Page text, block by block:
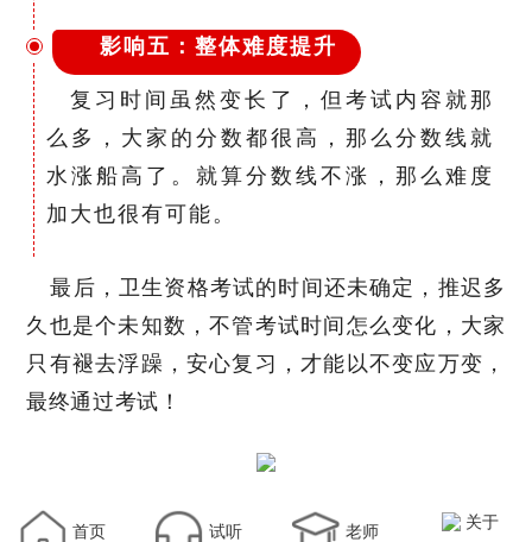
影响五：整体难度提升
复习时间虽然变长了，但考试内容就那
么多，大家的分数都很高，那么分数线就
水涨船高了。就算分数线不涨，那么难度
加大也很有可能。
最后，卫生资格考试的时间还未确定，推迟多
久也是个未知数，不管考试时间怎么变化，大家
只有褪去浮躁，安心复习，才能以不变应万变，
最终通过考试！
首页 试听 老师 关于